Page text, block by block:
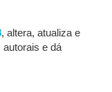
, altera, atualiza e
autorais e dá